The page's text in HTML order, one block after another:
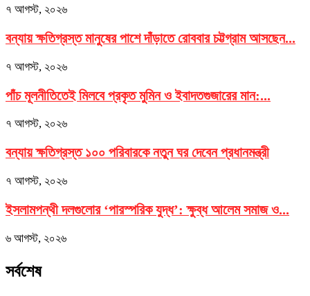
৭ আগস্ট, ২০২৬
বন্যায় ক্ষতিগ্রস্ত মানুষের পাশে দাঁড়াতে রোববার চট্টগ্রাম আসছেন...
৭ আগস্ট, ২০২৬
পাঁচ মূলনীতিতেই মিলবে প্রকৃত মুমিন ও ইবাদতগুজারের মান:...
৭ আগস্ট, ২০২৬
বন্যায় ক্ষতিগ্রস্ত ১০০ পরিবারকে নতুন ঘর দেবেন প্রধানমন্ত্রী
৭ আগস্ট, ২০২৬
ইসলামপন্থী দলগুলোর ‘পারস্পরিক যুদ্ধ’: ক্ষুব্ধ আলেম সমাজ ও...
৬ আগস্ট, ২০২৬
সর্বশেষ